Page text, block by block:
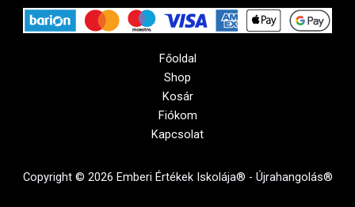
Főoldal
Shop
Kosár
Fiókom
Kapcsolat
Copyright © 2026 Emberi Értékek Iskolája® - Újrahangolás®